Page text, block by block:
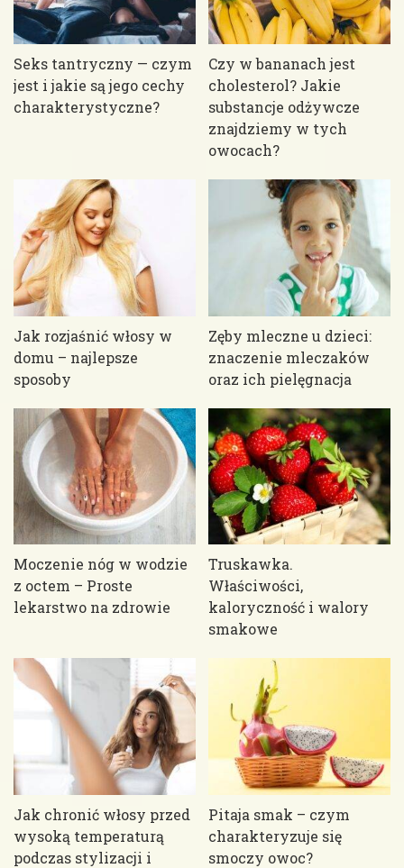
Seks tantryczny — czym
jest i jakie są jego cechy
charakterystyczne?
Czy w bananach jest
cholesterol? Jakie
substancje odżywcze
znajdziemy w tych
owocach?
Jak rozjaśnić włosy w
domu – najlepsze
sposoby
Zęby mleczne u dzieci:
znaczenie mleczaków
oraz ich pielęgnacja
Moczenie nóg w wodzie
z octem – Proste
lekarstwo na zdrowie
Truskawka.
Właściwości,
kaloryczność i walory
smakowe
Jak chronić włosy przed
wysoką temperaturą
podczas stylizacji i
Pitaja smak – czym
charakteryzuje się
smoczy owoc?